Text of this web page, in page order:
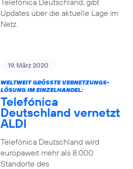
Telefónica Deutschland, gibt
Updates über die aktuelle Lage im
Netz.
19. März 2020
WELTWEIT GRÖSSTE VERNETZUNGS-L
ÖSUNG IM EINZELHANDEL:
Telefónica
Deutschland vernetzt
ALDI
Telefónica Deutschland wird
europaweit mehr als 8.000
Standorte des